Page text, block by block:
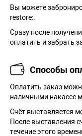
Вы можете
restore:.
Сразу после
оплатить и забрать
Способы
Оплатить заказ
наличными накассе
Cчёт выставляется
После выставления
течение этого